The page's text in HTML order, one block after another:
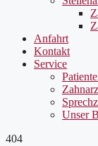
Anfahrt
Kontakt
Service
Unser
404